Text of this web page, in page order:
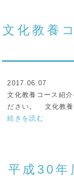
文化教養
2017.06.07
文化教養コース紹
ださい。 文化教養
続きを読む
平成30年